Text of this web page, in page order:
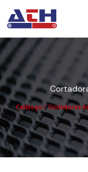
Catálogo / Cortadoras